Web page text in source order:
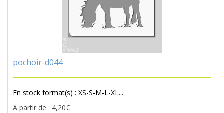
pochoir-d044
En stock format(s) : XS-S-M-L-XL...
A partir de : 4,20€